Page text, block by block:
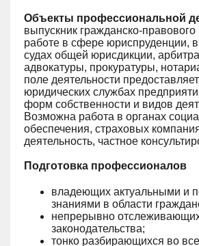
Объекты профессиональной
выпускник гражданско-
работе в сфере юриспруденции,
судах общей юрисдикции,
адвокатуры, прокуратуры,
поле деятельности
юридических службах
форм собственности и видов
Возможна работа в органах
обеспечения, страховых
деятельность, частное
Подготовка профессионалов
владеющих актуальными и
знаниями в области
непрерывно
законодательства;
тонко разбирающихся во